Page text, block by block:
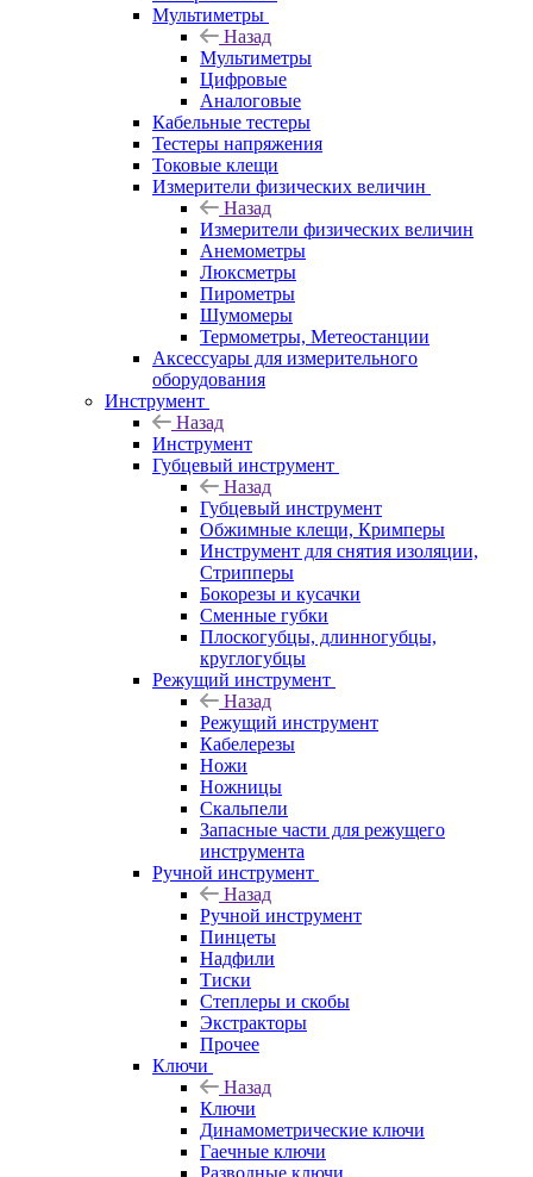
Мультиметры
Назад
Мультиметры
Цифровые
Аналоговые
Кабельные тестеры
Тестеры напряжения
Токовые клещи
Измерители физических величин
Назад
Измерители физических величин
Анемометры
Люксметры
Пирометры
Шумомеры
Термометры, Метеостанции
Аксессуары для измерительного
оборудования
Инструмент
Назад
Инструмент
Губцевый инструмент
Назад
Губцевый инструмент
Обжимные клещи, Кримперы
Инструмент для снятия изоляции,
Стрипперы
Бокорезы и кусачки
Сменные губки
Плоскогубцы, длинногубцы,
круглогубцы
Режущий инструмент
Назад
Режущий инструмент
Кабелерезы
Ножи
Ножницы
Скальпели
Запасные части для режущего
инструмента
Ручной инструмент
Назад
Ручной инструмент
Пинцеты
Надфили
Тиски
Степлеры и скобы
Экстракторы
Прочее
Ключи
Назад
Ключи
Динамометрические ключи
Гаечные ключи
Разводные ключи